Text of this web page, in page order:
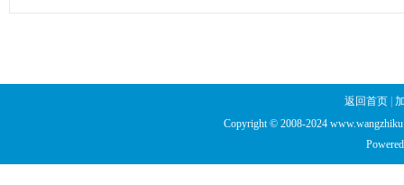
返回首页
Copyright © 2008-2024